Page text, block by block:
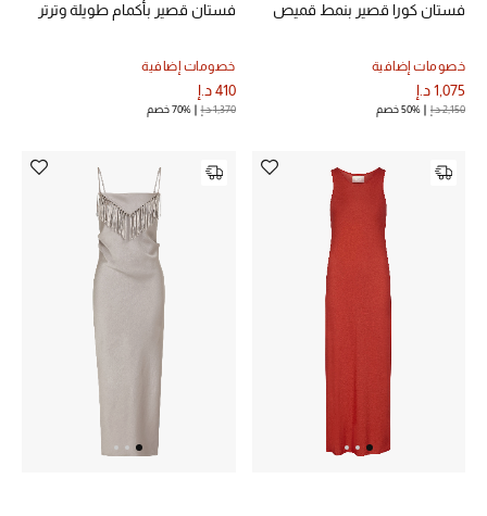
فستان كورا قصير بنمط قميص
خصومات إضافية
1,075 د.إ
2,150 د.إ 50% خصم
فستان قصير بأكمام طويلة وترتر
خصومات إضافية
410 د.إ
1,370 د.إ 70% خصم